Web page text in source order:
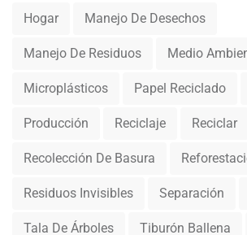
Hogar Manejo De Desechos
Manejo De Residuos Medio
Microplásticos Papel Reciclado
Producción Reciclaje Reciclar
Recolección De Basura
Residuos Invisibles Separación
Tala De Árboles Tiburón Ballena